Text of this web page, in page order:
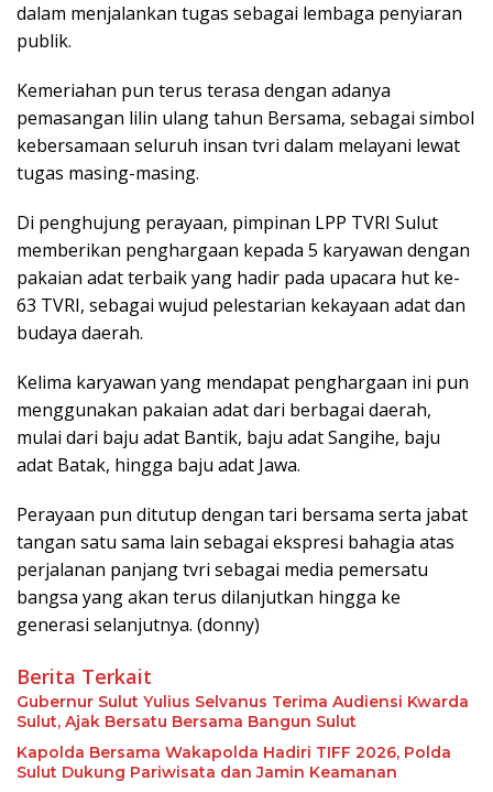
dalam menjalankan tugas sebagai lembaga penyiaran
publik.
Kemeriahan pun terus terasa dengan adanya
pemasangan lilin ulang tahun Bersama, sebagai simbol
kebersamaan seluruh insan tvri dalam melayani lewat
tugas masing-masing.
Di penghujung perayaan, pimpinan LPP TVRI Sulut
memberikan penghargaan kepada 5 karyawan dengan
pakaian adat terbaik yang hadir pada upacara hut ke-
63 TVRI, sebagai wujud pelestarian kekayaan adat dan
budaya daerah.
Kelima karyawan yang mendapat penghargaan ini pun
menggunakan pakaian adat dari berbagai daerah,
mulai dari baju adat Bantik, baju adat Sangihe, baju
adat Batak, hingga baju adat Jawa.
Perayaan pun ditutup dengan tari bersama serta jabat
tangan satu sama lain sebagai ekspresi bahagia atas
perjalanan panjang tvri sebagai media pemersatu
bangsa yang akan terus dilanjutkan hingga ke
generasi selanjutnya. (donny)
Berita Terkait
Gubernur Sulut Yulius Selvanus Terima Audiensi Kwarda
Sulut, Ajak Bersatu Bersama Bangun Sulut
Kapolda Bersama Wakapolda Hadiri TIFF 2026, Polda
Sulut Dukung Pariwisata dan Jamin Keamanan